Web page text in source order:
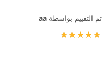
تم التقييم بواسطة aa